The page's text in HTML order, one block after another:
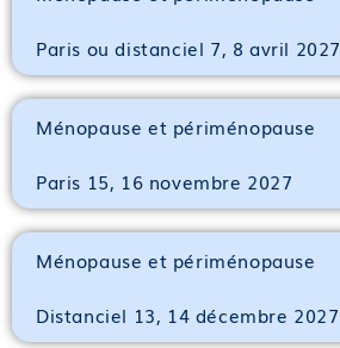
Paris ou distanciel 7, 8 avril 2027
Ménopause et périménopause
Paris 15, 16 novembre 2027
Ménopause et périménopause
Distanciel 13, 14 décembre 2027